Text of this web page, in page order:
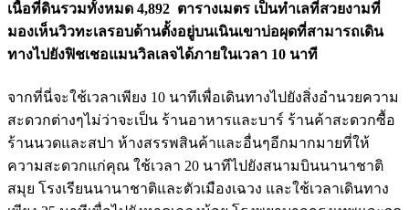
เนื้อที่ดินรวมทั้งหมด 4,892 ตารางเมตร เป็นทำเลที่สวยงามที่
มองเห็นวิวทะเลรอบด้านตั้งอยู่บนเนินเขาบ่อผุดที่สามารถเดิน
ทางไปยังฟิชเชอแมนวิลเลจได้ภายในเวลา 10 นาที
จากที่นี่จะใช้เวลาเพียง 10 นาทีเพื่อเดินทางไปยังสิ่งอำนวยความ
สะดวกต่างๆไม่ว่าจะเป็น ร้านอาหารและบาร์ ร้านค้าสะดวกซื้อ
ร้านนวดและสปา ห้างสรรพสินค้าและอื่นๆอีกมากมายที่ให้
ความสะดวกแก่คุณ ใช้เวลา 20 นาทีไปยังสนามบินนานาชาติ
สมุย โรงเรียนนานาชาติและตัวเมืองเฉวง และใช้เวลาเดินทาง